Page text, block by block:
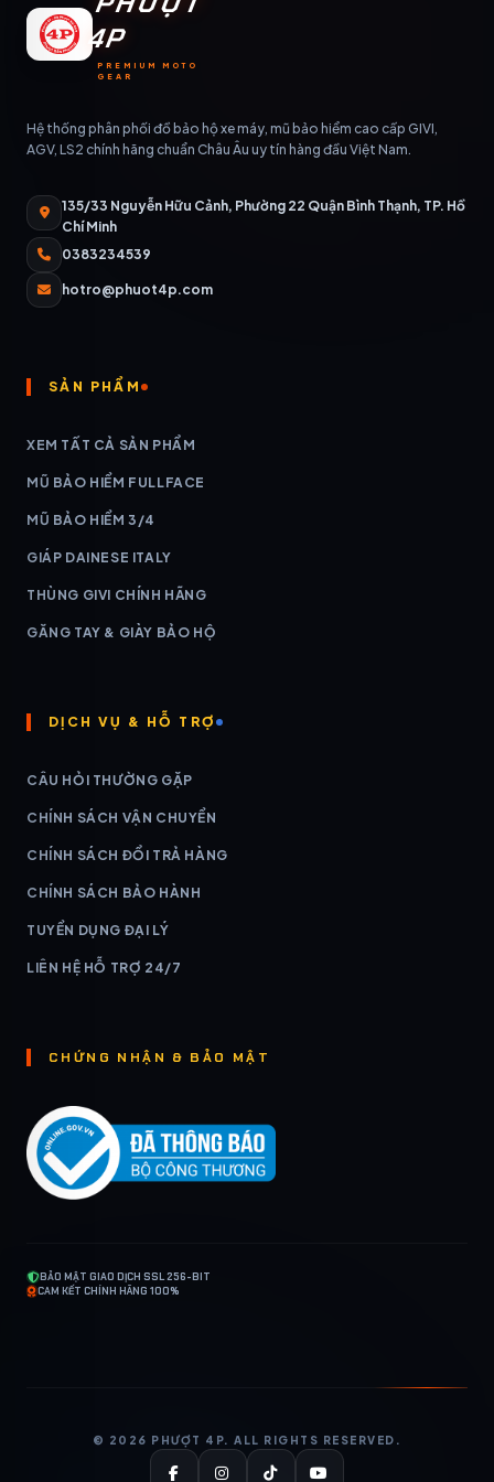
4P
PREMIUM MOTO
GEAR
Hệ thống phân phối đồ bảo hộ xe máy, mũ bảo hiểm cao cấp GIVI,
AGV, LS2 chính hãng chuẩn Châu Âu uy tín hàng đầu Việt Nam.
135/33 Nguyễn Hữu Cảnh, Phường 22 Quận Bình Thạnh, TP. Hồ
Chí Minh
0383234539
hotro@phuot4p.com
SẢN PHẨM
XEM TẤT CẢ SẢN PHẨM
MŨ BẢO HIỂM FULLFACE
MŨ BẢO HIỂM 3/4
GIÁP DAINESE ITALY
THÙNG GIVI CHÍNH HÃNG
GĂNG TAY & GIÀY BẢO HỘ
DỊCH VỤ & HỖ TRỢ
CÂU HỎI THƯỜNG GẶP
CHÍNH SÁCH VẬN CHUYỂN
CHÍNH SÁCH ĐỔI TRẢ HÀNG
CHÍNH SÁCH BẢO HÀNH
TUYỂN DỤNG ĐẠI LÝ
LIÊN HỆ HỖ TRỢ 24/7
CHỨNG NHẬN & BẢO MẬT
BẢO MẬT GIAO DỊCH SSL 256-BIT
CAM KẾT CHÍNH HÃNG 100%
© 2026 PHƯỢT 4P. ALL RIGHTS RESERVED.